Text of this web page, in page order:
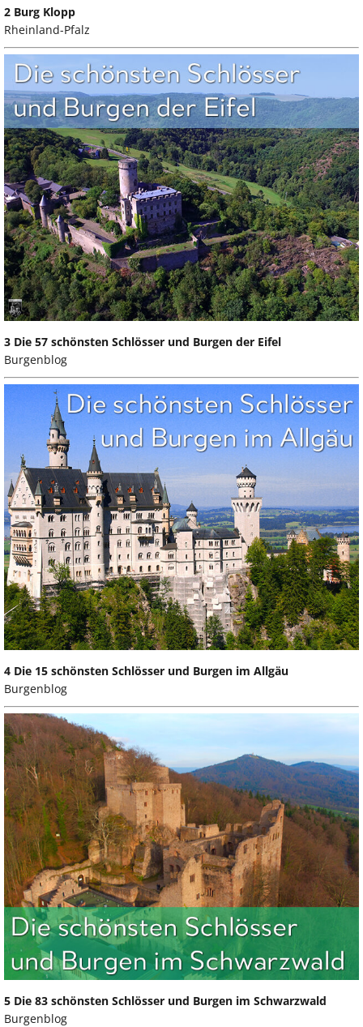
2 Burg Klopp
Rheinland-Pfalz
3 Die 57 schönsten Schlösser und Burgen der Eifel
Burgenblog
4 Die 15 schönsten Schlösser und Burgen im Allgäu
Burgenblog
5 Die 83 schönsten Schlösser und Burgen im Schwarzwald
Burgenblog